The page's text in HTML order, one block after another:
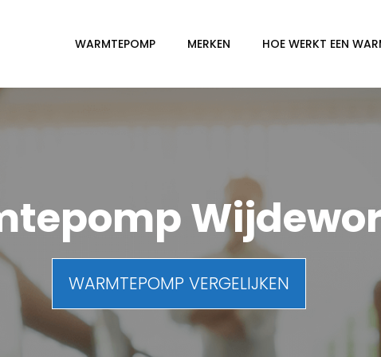
WARMTEPOMP MERKEN HOE WERKT EEN
WARMTEPOMP VERGELIJKEN